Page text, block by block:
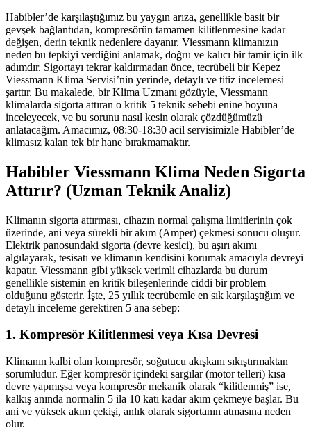
Habibler’de karşılaştığımız bu yaygın arıza, genellikle basit bir
gevşek bağlantıdan, kompresörün tamamen kilitlenmesine kadar
değişen, derin teknik nedenlere dayanır. Viessmann klimanızın
neden bu tepkiyi verdiğini anlamak, doğru ve kalıcı bir tamir için ilk
adımdır. Sigortayı tekrar kaldırmadan önce, tecrübeli bir Kepez
Viessmann Klima Servisi’nin yerinde, detaylı ve titiz incelemesi
şarttır. Bu makalede, bir Klima Uzmanı gözüyle, Viessmann
klimalarda sigorta attıran o kritik 5 teknik sebebi enine boyuna
inceleyecek, ve bu sorunu nasıl kesin olarak çözdüğümüzü
anlatacağım. Amacımız, 08:30-18:30 acil servisimizle Habibler’de
klimasız kalan tek bir hane bırakmamaktır.
Habibler Viessmann Klima Neden Sigorta
Attırır? (Uzman Teknik Analiz)
Klimanın sigorta attırması, cihazın normal çalışma limitlerinin çok
üzerinde, ani veya sürekli bir akım (Amper) çekmesi sonucu oluşur.
Elektrik panosundaki sigorta (devre kesici), bu aşırı akımı
algılayarak, tesisatı ve klimanın kendisini korumak amacıyla devreyi
kapatır. Viessmann gibi yüksek verimli cihazlarda bu durum
genellikle sistemin en kritik bileşenlerinde ciddi bir problem
olduğunu gösterir. İşte, 25 yıllık tecrübemle en sık karşılaştığım ve
detaylı inceleme gerektiren 5 ana sebep:
1. Kompresör Kilitlenmesi veya Kısa Devresi
Klimanın kalbi olan kompresör, soğutucu akışkanı sıkıştırmaktan
sorumludur. Eğer kompresör içindeki sargılar (motor telleri) kısa
devre yapmışsa veya kompresör mekanik olarak “kilitlenmiş” ise,
kalkış anında normalin 5 ila 10 katı kadar akım çekmeye başlar. Bu
ani ve yüksek akım çekişi, anlık olarak sigortanın atmasına neden
olur.